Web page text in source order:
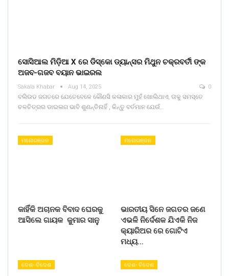
ସୋସିଆଲ ମିଡ଼ିଆ X ରେ ଡିସ୍କୋ ଡ୍ୟାନ୍ସର ମିଥୁନ ଚକ୍ରବର୍ତୀ ଙ୍କ
ଅଜବ-ଗଜବ ବୟାନ ଭାଇରଲ
Sakala Khabar Aug 14, 2025 0
ବଲିଉଡ ଜଗତରେ ଯେତେବେଳେ କୌଣସି କଳାକାର ମୁହଁ ଖୋଲିଥାଏ, ତାକୁ ସମସ୍ତେ
ଚଳଚିତ୍ରର ଡାଇଲଗ ଭାବି ଶୁଣନ୍ତିନାହିଁ , କିନ୍ତୁ ବର୍ତମାନ ଯେଉଁ…
ମନୋରଞ୍ଜନ
କାହିଁକି ଅଚାନକ ବିବାଦ ଘେରକୁ
ଆସିଲେ ଗାୟକ କୁମାର ସାନୁ
ମନୋରଞ୍ଜନ
ଭାରତୀୟ ସିନେ ଜଗତର ଜଣେ
ଏଭଳି ନିର୍ଦେଶକ ଯିଏକି ନିଜ
କ୍ୟାରିଅର ରେ ଗୋଟିଏ
ମଧ୍ୟ…
ଦେଶ- ବିଦେଶ ଦେଶ- ବିଦେଶ